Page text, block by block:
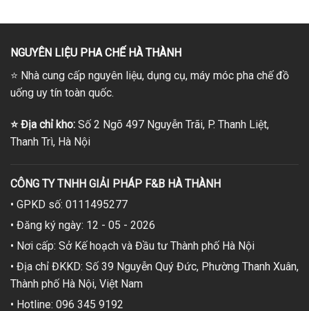
NGUYÊN LIỆU PHA CHẾ HÀ THÀNH
⭐ Nhà cung cấp nguyên liệu, dụng cụ, máy móc pha chế đồ
uống uy tín toàn quốc.
⭐Địa chỉ kho: Số 2 Ngõ 497 Nguyễn Trãi, P. Thanh Liệt,
Thanh Trì, Hà Nội
CÔNG TY TNHH GIẢI PHÁP F&B HÀ THÀNH
• GPKD số: 0111495277
• Đăng ký ngày: 12 - 05 - 2026
• Nơi cấp: Sở Kế hoạch và Đầu tư Thành phố Hà Nội
• Địa chỉ ĐKKD: Số 39 Nguyễn Quý Đức, Phường Thanh Xuân,
Thành phố Hà Nội, Việt Nam
• Hotline: 096 345 9192